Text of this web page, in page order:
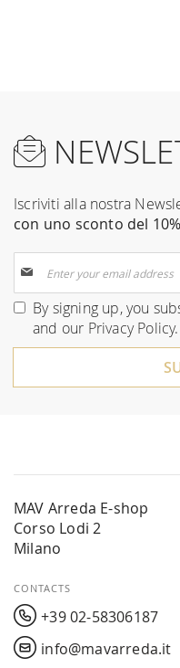
Iscriviti alla nostra
con uno sconto del 10%
Up
for
Our
By signing up, you
and our Privacy Policy.
MAV Arreda E-shop
Corso Lodi 2
Milano
CONTACTS
+39 02-58306187
info@mavarreda.it